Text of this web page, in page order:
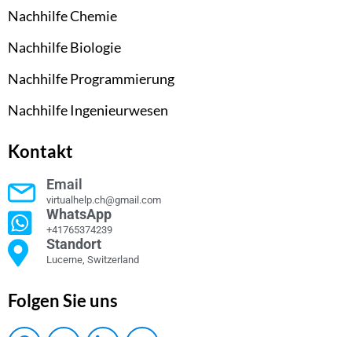
Nachhilfe Chemie
Nachhilfe Biologie
Nachhilfe Programmierung
Nachhilfe Ingenieurwesen
Kontakt
Email
virtualhelp.ch@gmail.com
WhatsApp
+41765374239
Standort
Lucerne, Switzerland
Folgen Sie uns